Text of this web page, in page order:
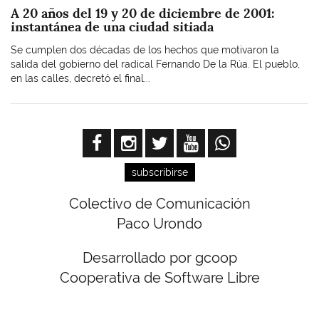
A 20 años del 19 y 20 de diciembre de 2001:
instantánea de una ciudad sitiada
Se cumplen dos décadas de los hechos que motivaron la
salida del gobierno del radical Fernando De la Rúa. El pueblo,
en las calles, decretó el final...
subscribirse
Colectivo de Comunicación
Paco Urondo
Desarrollado por gcoop
Cooperativa de Software Libre